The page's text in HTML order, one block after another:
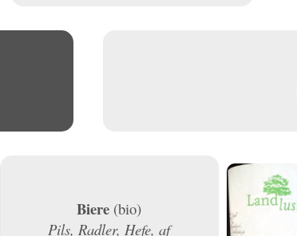
Biere (bio)
Pils, Radler, Hefe, af